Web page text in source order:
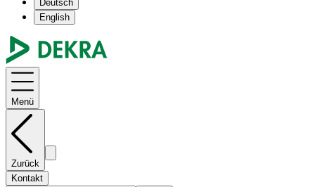
Deutsch
English
Menü
Zurück
Kontakt